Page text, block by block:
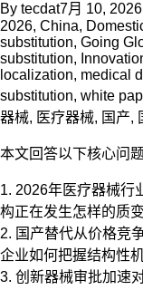
By tecdat7月 10, 2026
2026, China,
substitution, Going
substitution,
localization, medical
substitution, white
器械, 医疗器械, 国产,
本文回答以下核心问题
1. 2026年医疗器械行
构正在发生怎样的质变
2. 国产替代从价格竞
企业如何把握结构性机
3. 创新器械审批加速